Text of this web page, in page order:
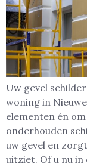
Uw gevel
woning in
elementen én
onderhouden
uw gevel en
uitziet. Of u nu in